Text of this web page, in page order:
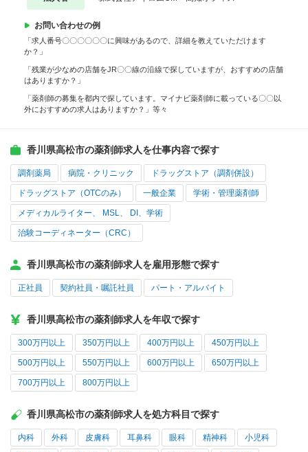
お問い合わせの例
「求人番号〇〇〇〇〇〇に興味があるので、詳細を教えていただけます
か？」
「残業が少なめの店舗をJR〇〇線の沿線で探していますが、おすすめの店舗
はありますか？」
「薬剤師の募集を都内で探しています。マイナビ薬剤師に載っている〇〇以
外におすすめの求人はありますか？」等々
香川県高松市の薬剤師求人を仕事内容で探す
調剤薬局 病院・クリニック ドラッグストア（調剤併設）
ドラッグストア（OTCのみ） 一般企業 学術・管理薬剤師
メディカルライター、 MSL、 DI、学術
治験コーディネーター（CRC）
香川県高松市の薬剤師求人を雇用形態で探す
正社員 契約社員・嘱託社員 パート・アルバイト
香川県高松市の薬剤師求人を年収で探す
300万円以上 350万円以上 400万円以上 450万円以上
500万円以上 550万円以上 600万円以上 650万円以上
700万円以上 800万円以上
香川県高松市の薬剤師求人を処方科目で探す
内科 外科 皮膚科 耳鼻科 眼科 精神科 小児科